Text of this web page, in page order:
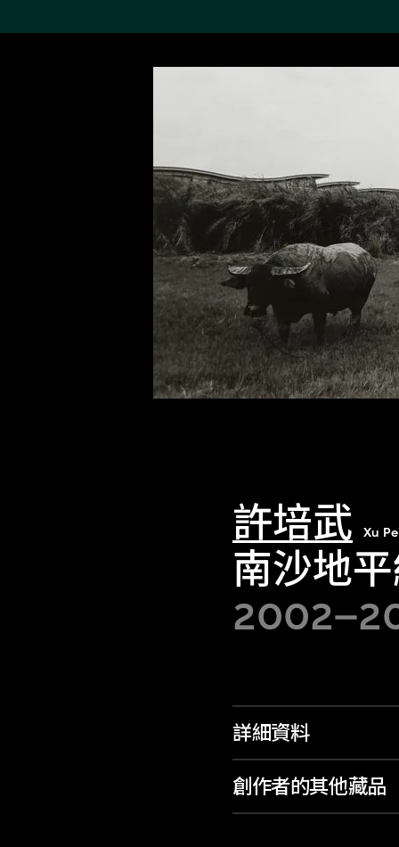
許培武 Xu
南沙地
詳細資料
創作者的其他藏品
19,052項結果
關於M+藏品
探索世界頂級的二十及二十
一世紀視覺文化藏品。